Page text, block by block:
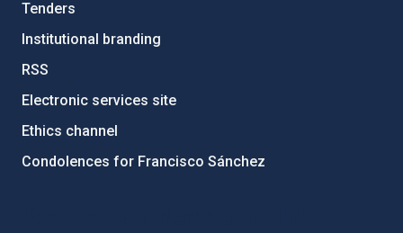
Tenders
Institutional branding
RSS
Electronic services site
Ethics channel
Condolences for Francisco Sánchez